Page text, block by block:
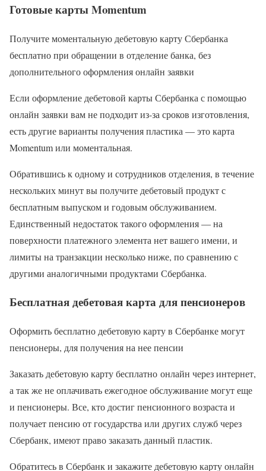
Готовые карты Momentum
Получите моментальную дебетовую карту Сбербанка
бесплатно при обращении в отделение банка, без
дополнительного оформления онлайн заявки
Если оформление дебетовой карты Сбербанка с помощью
онлайн заявки вам не подходит из-за сроков изготовления,
есть другие варианты получения пластика — это карта
Momentum или моментальная.
Обратившись к одному и сотрудников отделения, в течение
нескольких минут вы получите дебетовый продукт с
бесплатным выпуском и годовым обслуживанием.
Единственный недостаток такого оформления — на
поверхности платежного элемента нет вашего имени, и
лимиты на транзакции несколько ниже, по сравнению с
другими аналогичными продуктами Сбербанка.
Бесплатная дебетовая карта для пенсионеров
Оформить бесплатно дебетовую карту в Сбербанке могут
пенсионеры, для получения на нее пенсии
Заказать дебетовую карту бесплатно онлайн через интернет,
а так же не оплачивать ежегодное обслуживание могут еще
и пенсионеры. Все, кто достиг пенсионного возраста и
получает пенсию от государства или других служб через
Сбербанк, имеют право заказать данный пластик.
Обратитесь в Сбербанк и закажите дебетовую карту онлайн